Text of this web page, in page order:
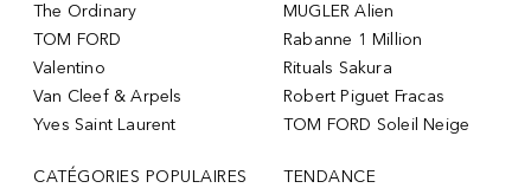
The Ordinary
TOM FORD
Valentino
Van Cleef & Arpels
Yves Saint Laurent
MUGLER Alien
Rabanne 1 Million
Rituals Sakura
Robert Piguet Fracas
TOM FORD Soleil Neige
CATÉGORIES POPULAIRES TENDANCE